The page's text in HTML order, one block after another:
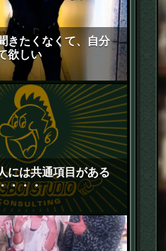
きたくなくて、自分
欲しい
には共通項目がある
・・・